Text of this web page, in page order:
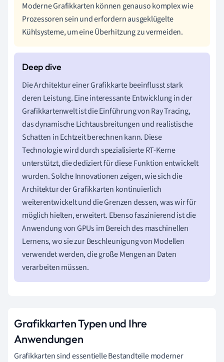
Moderne Grafikkarten können genauso komplex wie
Prozessoren sein und erfordern ausgeklügelte
Kühlsysteme, um eine Überhitzung zu vermeiden.
Die Architektur einer Grafikkarte beeinflusst stark
deren Leistung. Eine interessante Entwicklung in der
Grafikkartenwelt ist die Einführung von Ray Tracing,
das dynamische Lichtausbreitungen und realistische
Schatten in Echtzeit berechnen kann. Diese
Technologie wird durch spezialisierte RT-Kerne
unterstützt, die dediziert für diese Funktion entwickelt
wurden. Solche Innovationen zeigen, wie sich die
Architektur der Grafikkarten kontinuierlich
weiterentwickelt und die Grenzen dessen, was wir für
möglich hielten, erweitert. Ebenso faszinierend ist die
Anwendung von GPUs im Bereich des maschinellen
Lernens, wo sie zur Beschleunigung von Modellen
verwendet werden, die große Mengen an Daten
verarbeiten müssen.
Grafikkarten Typen und Ihre
Anwendungen
Grafikkarten sind essentielle Bestandteile moderner